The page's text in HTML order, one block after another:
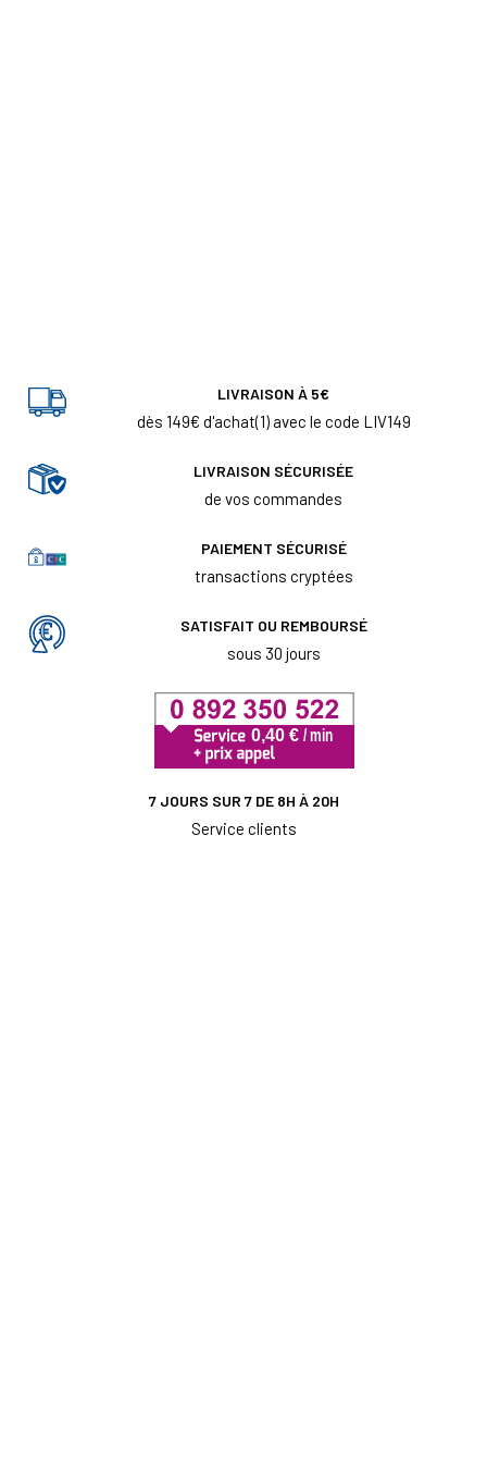
LIVRAISON À 5€
dès 149€ d'achat(1) avec le code LIV149
LIVRAISON SÉCURISÉE
de vos commandes
PAIEMENT SÉCURISÉ
transactions cryptées
SATISFAIT OU REMBOURSÉ
sous 30 jours
7 JOURS SUR 7 DE 8H À 20H
Service clients